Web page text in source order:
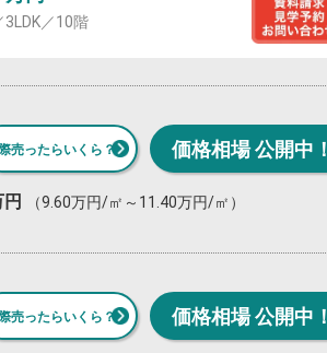
3LDK／10階
売ったらいくら？ 価格相場 公開中！
（9.60万円/㎡～11.40万円/㎡）
売ったらいくら？ 価格相場 公開中！